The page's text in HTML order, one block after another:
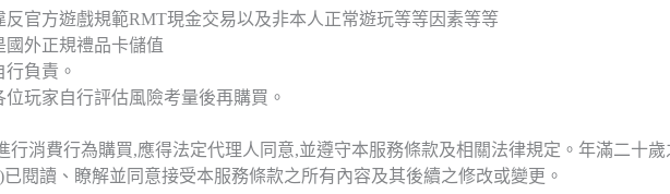
官方遊戲規範RMT現金交易以及非本人正常遊玩等等因素等等
外正規禮品卡儲值
負責。
玩家自行評估風險考量後再購買。
行消費行為購買,應得法定代理人同意,並遵守本服務條款及相關法律規定。年滿二十
閱讀、瞭解並同意接受本服務條款之所有內容及其後續之修改或變更。